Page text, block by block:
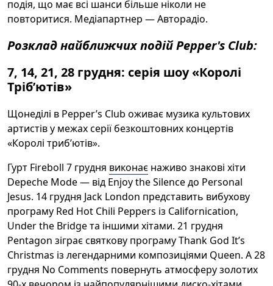
подія, що має всі шанси більше ніколи не
повторитися. Медіапартнер — Авторадіо.
Розклад найближчих подій Pepper's Club:
7, 14, 21, 28 грудня: серія шоу «Королі
Трібʼютів»
Щонеділі в Pepper’s Club оживає музика культових
артистів у межах серії безкоштовних концертів
«Королі триб’ютів».
Гурт Fireboll 7 грудня виконає наживо знакові хіти
Depeche Mode — від Enjoy the Silence до Personal
Jesus. 14 грудня Jack London представить вибухову
програму Red Hot Chili Peppers із Californication,
Under the Bridge та іншими хітами. 21 грудня
Pentagon зіграє святкову програму Thank God It’s
Christmas із легендарними композиціями Queen. А 28
грудня No Comments повернуть атмосферу золотих